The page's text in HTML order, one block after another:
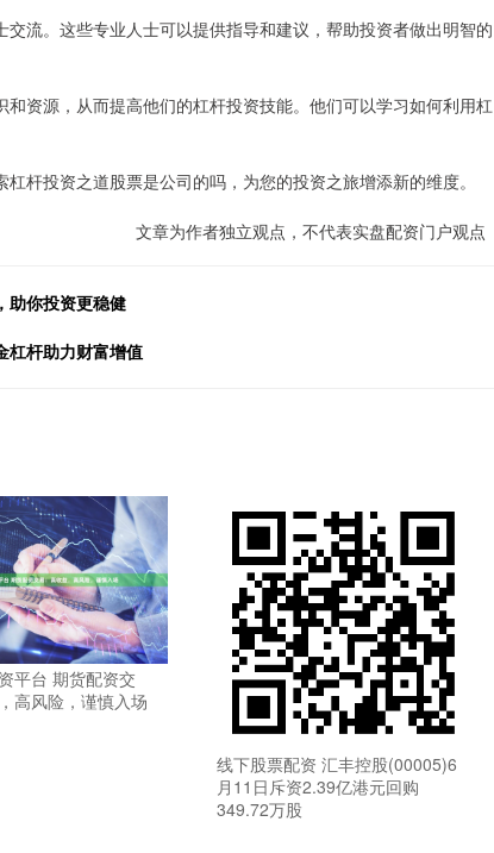
流。这些专业人士可以提供指导和建议，帮助投资者做出明智的
资源，从而提高他们的杠杆投资技能。他们可以学习如何利用杠
杆投资之道股票是公司的吗，为您的投资之旅增添新的维度。
文章为作者独立观点，不代表实盘配资门户观点
助你投资更稳健
杠杆助力财富增值
平台 期货配资交
高风险，谨慎入场
线下股票配资 汇丰控股(00005)6
月11日斥资2.39亿港元回购
349.72万股